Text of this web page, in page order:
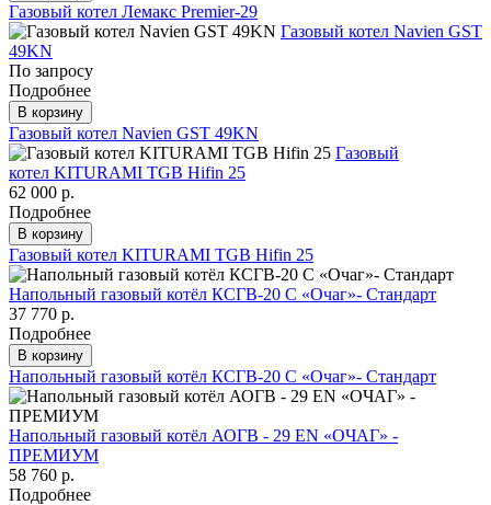
Газовый котел Лемакс Premier-29
Газовый котел Navien GST
49KN
По запросу
Подробнее
В корзину
Газовый котел Navien GST 49KN
Газовый
котел KITURAMI TGB Hifin 25
62 000 р.
Подробнее
В корзину
Газовый котел KITURAMI TGB Hifin 25
Напольный газовый котёл КСГВ-20 С «Очаг»- Стандарт
37 770 р.
Подробнее
В корзину
Напольный газовый котёл КСГВ-20 С «Очаг»- Стандарт
Напольный газовый котёл АОГВ - 29 ЕN «ОЧАГ» -
ПРЕМИУМ
58 760 р.
Подробнее